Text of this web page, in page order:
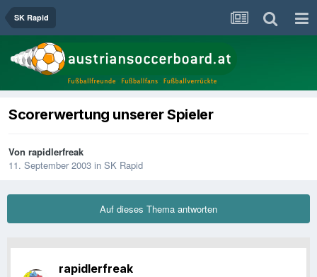
SK Rapid
Scorerwertung unserer Spieler
Von rapidlerfreak
11. September 2003 in SK Rapid
Auf dieses Thema antworten
rapidlerfreak